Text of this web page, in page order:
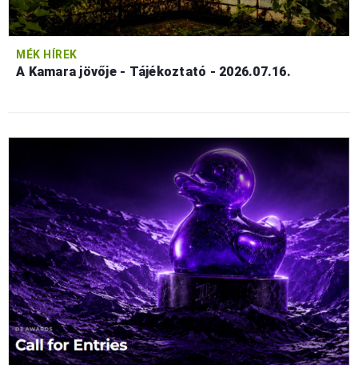
MÉK HÍREK
A Kamara jövője - Tájékoztató - 2026.07.16.